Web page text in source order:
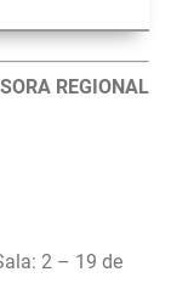
REGIONAL
2 – 19 de